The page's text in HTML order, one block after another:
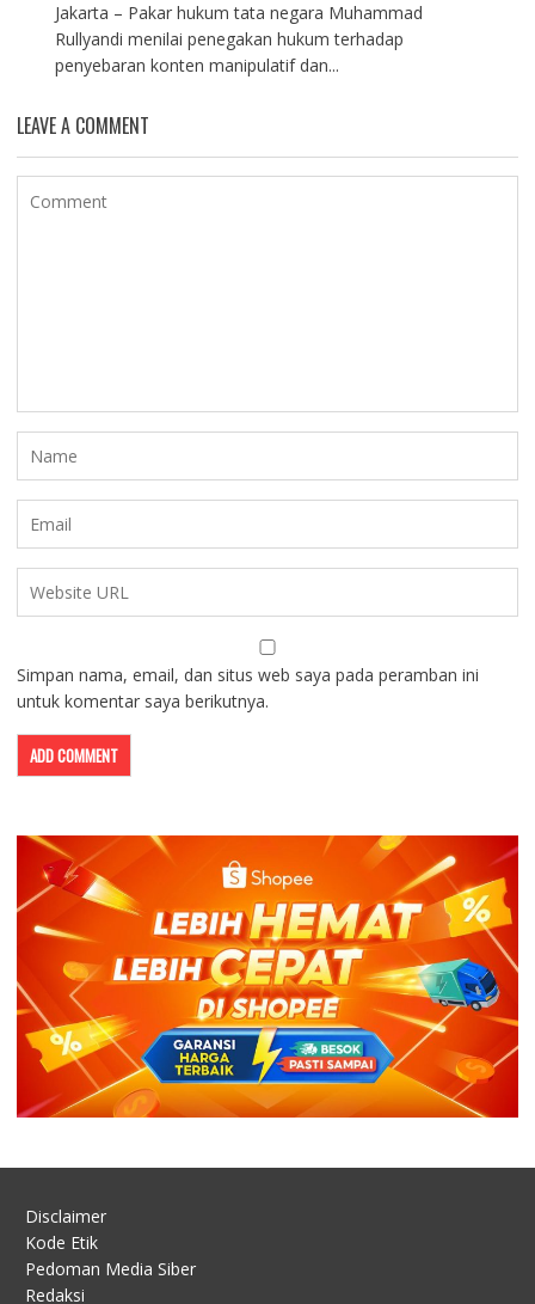
Jakarta – Pakar hukum tata negara Muhammad
Rullyandi menilai penegakan hukum terhadap
penyebaran konten manipulatif dan...
LEAVE A COMMENT
Simpan nama, email, dan situs web saya pada peramban ini
untuk komentar saya berikutnya.
Disclaimer
Kode Etik
Pedoman Media Siber
Redaksi